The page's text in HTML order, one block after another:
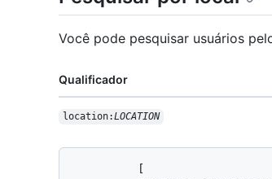
Você pode pesquisar usuários
Qualificador
location:LOCATION